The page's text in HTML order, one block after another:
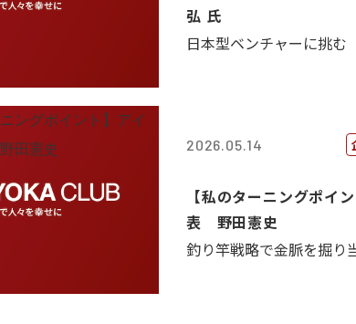
弘 氏
日本型ベンチャーに挑む
2026.05.14
【私のターニングポイ
表 野田憲史
釣り竿戦略で金脈を掘り